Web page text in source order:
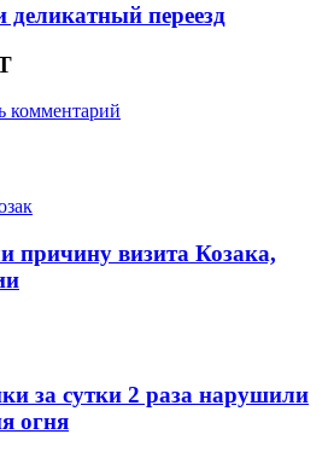
деликатный переезд
комментарий
причину визита Козака,
за сутки 2 раза нарушили
огня